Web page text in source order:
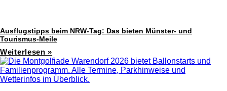
Ausflugstipps beim NRW-Tag: Das bieten Münster- und
Tourismus-Meile
Weiterlesen »